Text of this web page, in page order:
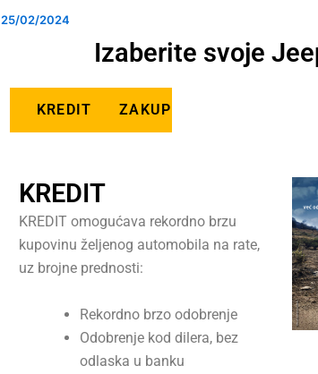
25/02/2024
Izaberite svoje
KREDIT LIZING
ZAKUP
KREDIT
KREDIT omogućava rekordno brzu
kupovinu željenog automobila na rate,
uz brojne prednosti:
Rekordno brzo odobrenje
Odobrenje kod dilera, bez
odlaska u banku